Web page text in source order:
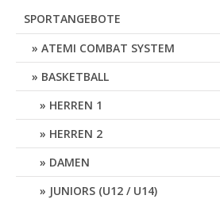
SPORTANGEBOTE
ATEMI COMBAT SYSTEM
BASKETBALL
HERREN 1
HERREN 2
DAMEN
JUNIORS (U12 / U14)